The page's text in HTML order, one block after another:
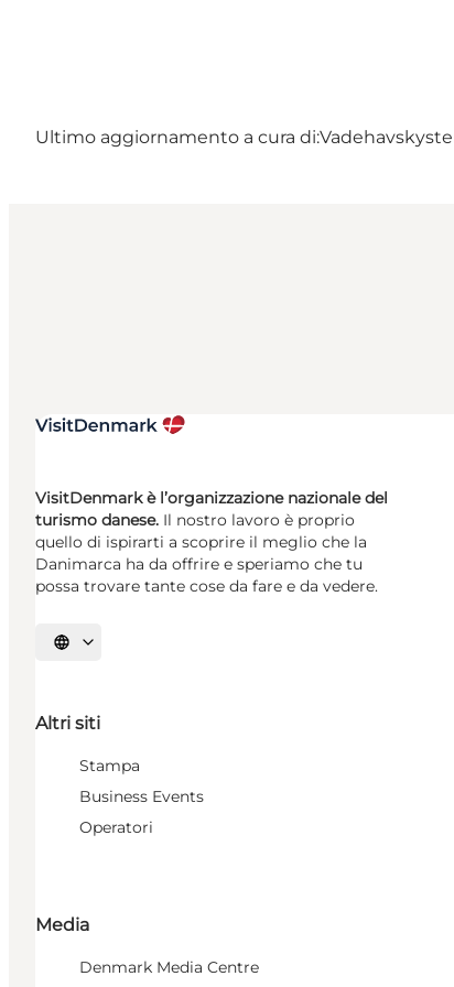
Ultimo aggiornamento a cura di:
VisitDenmark è l’organizzazione nazionale del
turismo danese. Il nostro lavoro è proprio
quello di ispirarti a scoprire il meglio che la
Danimarca ha da offrire e speriamo che tu
possa trovare tante cose da fare e da vedere.
Seleziona la lingua
Altri siti
Stampa
Business Events
Operatori
Media
Denmark Media Centre